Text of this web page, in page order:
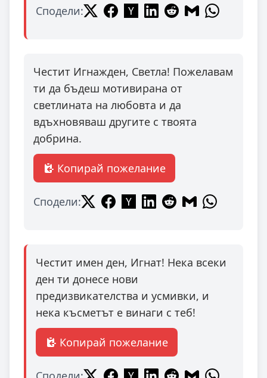
Сподели:
Честит Игнажден, Светла! Пожелавам
ти да бъдеш мотивирана от
светлината на любовта и да
вдъхновяваш другите с твоята
добрина.
Копирай пожелание
Сподели:
Честит имен ден, Игнат! Нека всеки
ден ти донесе нови
предизвикателства и усмивки, и
нека късметът е винаги с теб!
Копирай пожелание